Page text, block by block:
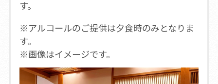
す。
※アルコールのご提供は夕食時のみとなりま
す。
※画像はイメージです。